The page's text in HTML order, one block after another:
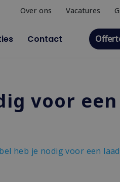
Over ons Vacatures
Contact
voor een
heb je nodig voor een